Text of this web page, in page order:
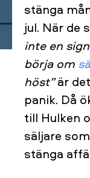
stänga
jul. När de
inte en
börja om
höst”är
panik. Då
till Hulken
säljare
stänga